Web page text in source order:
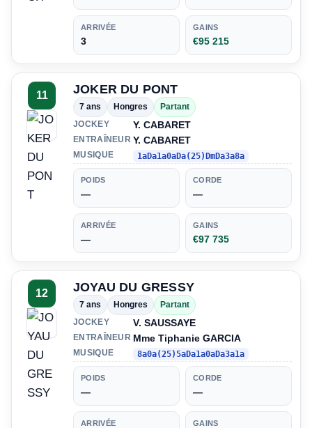
ARRIVÉE
3
GAINS
€95 215
11 JOKER DU PONT
7 ans Hongres
Partant
JOCKEY
Y. CABARET
ENTRAÎNEUR Y. CABARET
MUSIQUE 1aDa1a0aDa(25)DmDa3a8a
POIDS
—
CORDE
—
ARRIVÉE
—
GAINS
€97 735
12 JOYAU DU GRESSY
7 ans Hongres
Partant
JOCKEY
V. SAUSSAYE
ENTRAÎNEUR Mme Tiphanie GARCIA
MUSIQUE 8a0a(25)5aDa1a0aDa3a1a
POIDS
—
CORDE
—
ARRIVÉE GAINS